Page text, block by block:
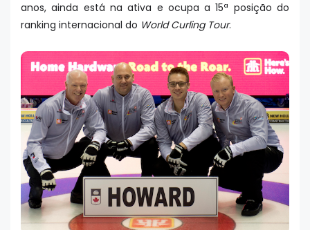
anos, ainda está na ativa e ocupa a 15ª posição do
ranking internacional do World Curling Tour.